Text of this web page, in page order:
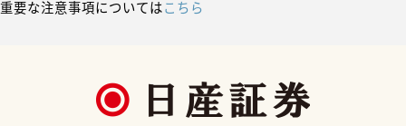
重要な注意事項についてはこちら